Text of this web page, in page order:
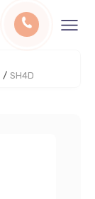
/ SH4D